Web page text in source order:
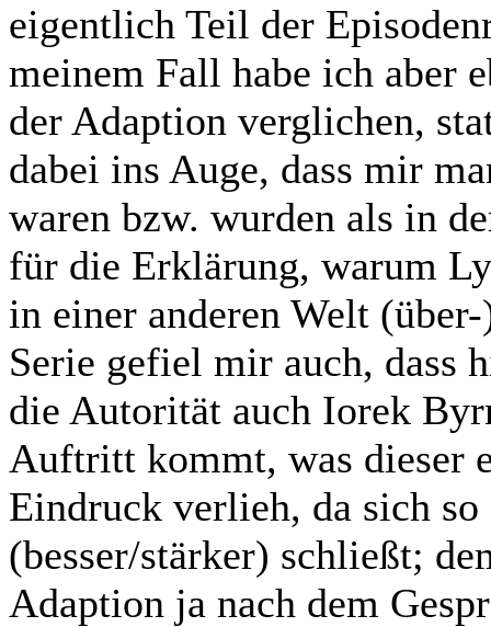
eigentlich Teil der
meinem Fall habe ich aber
der Adaption verglichen,
dabei ins Auge, dass mir
waren bzw. wurden als in
für die Erklärung, warum
in einer anderen Welt
Serie gefiel mir auch, dass
die Autorität auch Iorek
Auftritt kommt, was dieser
Eindruck verlieh, da sich
(besser/stärker) schließt;
Adaption ja nach dem